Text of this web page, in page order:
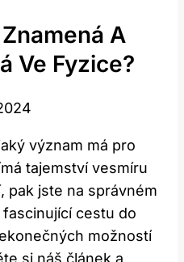
A
Ve Fyzice?
význam má pro
tajemství vesmíru
pak jste na správném
cestu do
možností
si náš článek a